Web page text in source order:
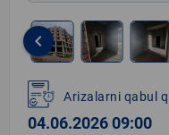
1
of
10
keyboard_arrow_left
Arizalarni qabul
04.06.2026 09:00